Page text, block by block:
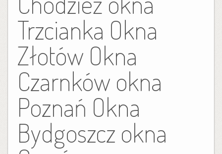
Trzcianka Okna
Złotów Okna
Czarnków okna
Poznań Okna
Bydgoszcz okna